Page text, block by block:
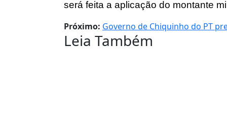
será feita a aplicação do montante
Próximo: Governo de Chiquinho do PT
Leia Também